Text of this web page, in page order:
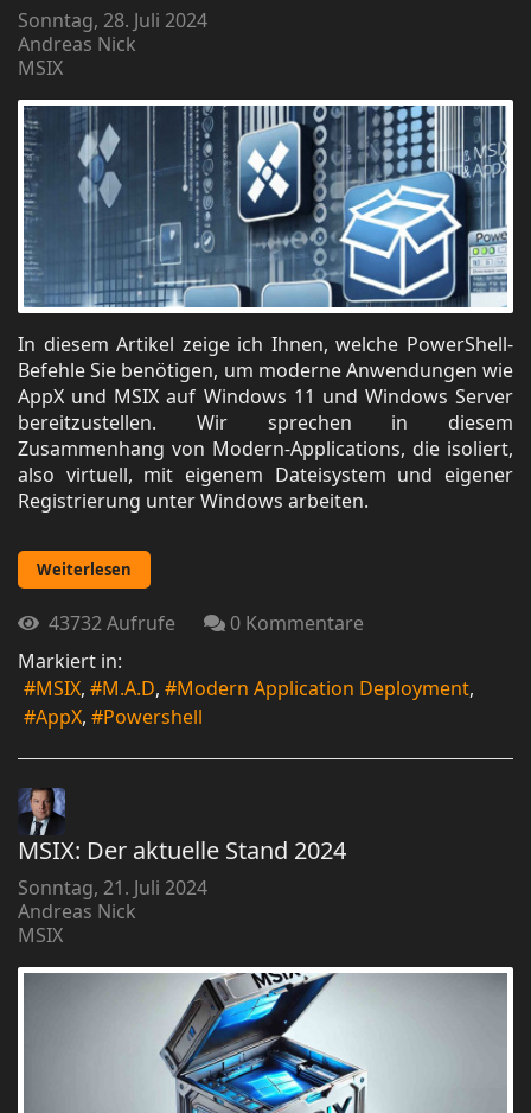
Sonntag, 28. Juli 2024
Andreas Nick
MSIX
In diesem Artikel zeige ich Ihnen, welche PowerShell-
Befehle Sie benötigen, um moderne Anwendungen wie
AppX und MSIX auf Windows 11 und Windows Server
bereitzustellen. Wir sprechen in diesem
Zusammenhang von Modern-Applications, die isoliert,
also virtuell, mit eigenem Dateisystem und eigener
Registrierung unter Windows arbeiten.
Weiterlesen
43732 Aufrufe
0 Kommentare
Markiert in:
MSIX
M.A.D
Modern Application Deployment
AppX
Powershell
MSIX: Der aktuelle Stand 2024
Sonntag, 21. Juli 2024
Andreas Nick
MSIX